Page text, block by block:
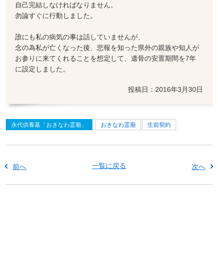
自己完結しなければなりません。
勿論すぐに行動しました。
誰にも私の病気の事は話していませんが、
念の為私が亡くなった後、悲報を知った県外の親族や知人が
お参りに来てくれることを想定して、遺骨の安置期間を7年
に設定しました。
投稿日：2016年3月30日
永代供養墓「おきなわ霊廟」 おきなわ霊廟 生前契約
前へ 一覧に戻る 次へ